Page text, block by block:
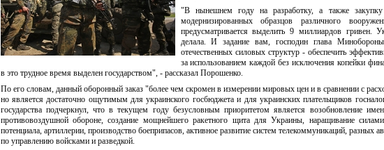
"В нынешнем году на разработку, а также
модернизированных образцов различного
предусматривается выделить 9 миллиардов гривен.
делала. И задание вам, господин глава
отечественных силовых структур - обеспечить
за использованием каждой без исключения копейки
в это трудное время выделен государством", - рассказал Порошенко.
По его словам, данный оборонный заказ "более чем скромен в измерении мировых цен и в сравнении с
но является достаточно ощутимым для украинского госбюджета и для украинских плательщиков
государства подчеркнул, что в текущем году безусловным приоритетом является возобновление
противовоздушной обороне, создание мощнейшего ракетного щита для Украины, наращивание
потенциала, артиллерии, производство боеприпасов, активное развитие систем телекоммуникаций, разных
по управлению войсками и разведкой.